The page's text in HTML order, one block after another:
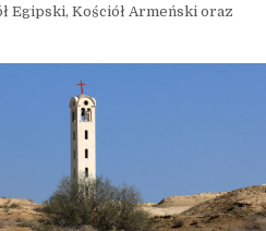
Egipski, Kościół Armeński oraz